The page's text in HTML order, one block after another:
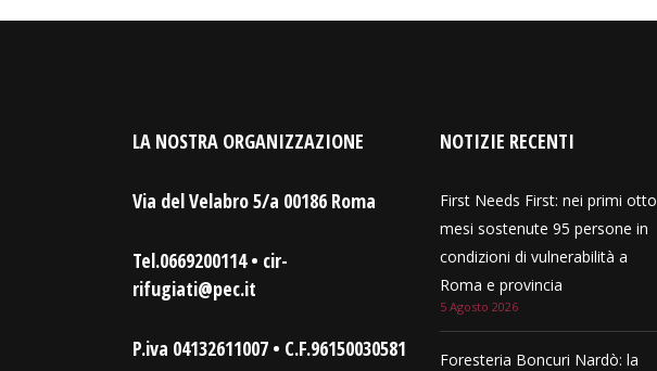
LA NOSTRA ORGANIZZAZIONE
Via del Velabro 5/a 00186 Roma
Tel.0669200114 • cir-
rifugiati@pec.it
P.iva 04132611007 • C.F.96150030581
NOTIZIE RECENTI
First Needs First: nei primi otto
mesi sostenute 95 persone in
condizioni di vulnerabilità a
Roma e provincia
5 Agosto 2026
Foresteria Boncuri Nardò: la